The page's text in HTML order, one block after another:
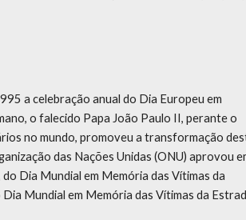
a celebração anual do Dia Europeu em
o falecido Papa João Paulo II, perante o
no mundo, promoveu a transformação
das Nações Unidas (ONU) aprovou
Dia Mundial em Memória das Vítimas da
Dia Mundial em Memória das Vítimas da